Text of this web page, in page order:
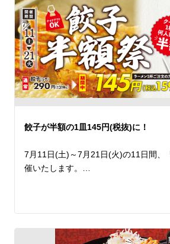
そのレモン塩醤に、旨みたっぷりの塩
せることで、爽やかさの中にも奥深い
ープに仕上げました。爽快な味わいで
広がり、暑い夏でも思わず最後の一滴
ること間違いなし。
すっきりとしたスープに相性抜群のし
ーと、シャキシャキ食感のレタスをあ
ンスライスと九条ねぎをトッピング。
感、彩りをプラスし、最後まで飽きる
清涼感がありながらも、旨みとコクを
れる、魁力屋らしい力強さを兼ね備え
ナーでお楽しみください。
餃子が半額の1皿145円(税抜)に！
7月11日(土)～7月21日(火)の11日間、
催いたします。
公式アプリをダウンロードすると、ク